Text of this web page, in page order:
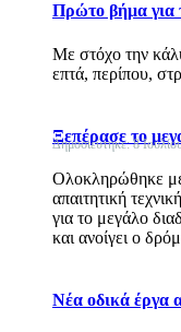
Πρώτο βήμα για
Με στόχο την
επτά, περίπου,
Ξεπέρασε το
Ολοκληρώθηκε με
απαιτητική
για το μεγάλο
και ανοίγει ο
Νέα οδικά έργα
Δημοσιεύτηκε: 8